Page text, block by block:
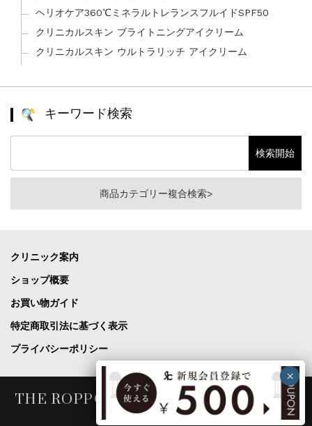
ヘリオケア360℃ミネラルトレランスフルイドSPF50
クリニカルスキン ブライトニングアイクリーム
クリニカルスキン ウルトラリッチ アイクリーム
キーワード検索
商品カテゴリー複合検索>
クリニック案内
ショップ概要
お買い物ガイド
特定商取引法に基づく表示
プライバシーポリシー
THE ROPPONGI CLINIC COSME